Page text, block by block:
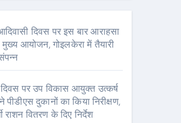
दिवस पर इस बार आराहसा
मुख्य आयोजन, गोइलकेरा में तैयारी
पर उप विकास आयुक्त उत्कर्ष
पीडीएस दुकानों का किया निरीक्षण,
राशन वितरण के दिए निर्देश